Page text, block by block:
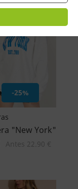
-25%
"New York"